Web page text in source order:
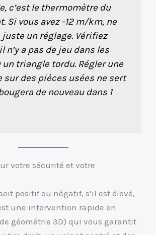
c’est le thermomètre du
Si vous avez -12 m/km, ne
un réglage. Vérifiez
n’y a pas de jeu dans les
un triangle tordu. Régler une
sur des pièces usées ne sert
de nouveau dans 1
votre sécurité et votre
positif ou négatif, s’il est élevé,
une intervention rapide en
géométrie 3D) qui vous garantit